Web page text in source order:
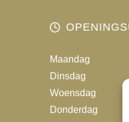
Maandag
Dinsdag
Woensdag
Donderdag